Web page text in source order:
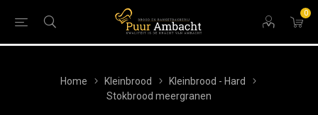
0
Home Kleinbrood
Kleinbrood - Hard
Stokbrood meergranen